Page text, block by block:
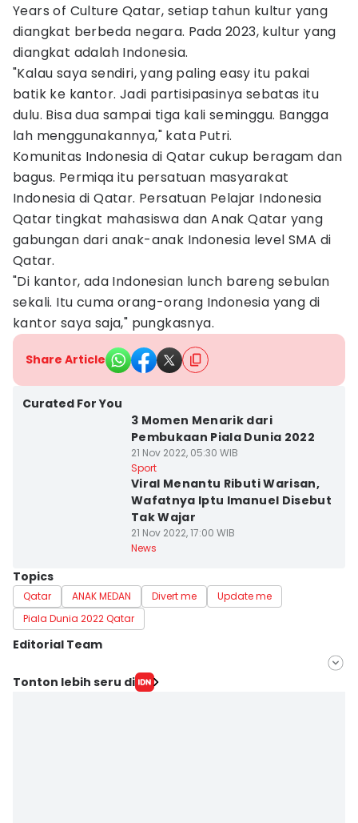
Years of Culture Qatar, setiap tahun kultur yang
diangkat berbeda negara. Pada 2023, kultur yang
diangkat adalah Indonesia.
"Kalau saya sendiri, yang paling easy itu pakai
batik ke kantor. Jadi partisipasinya sebatas itu
dulu. Bisa dua sampai tiga kali seminggu. Bangga
lah menggunakannya," kata Putri.
Komunitas Indonesia di Qatar cukup beragam dan
bagus. Permiqa itu persatuan masyarakat
Indonesia di Qatar. Persatuan Pelajar Indonesia
Qatar tingkat mahasiswa dan Anak Qatar yang
gabungan dari anak-anak Indonesia level SMA di
Qatar.
"Di kantor, ada Indonesian lunch bareng sebulan
sekali. Itu cuma orang-orang Indonesia yang di
kantor saya saja," pungkasnya.
Share Article
Curated For You
3 Momen Menarik dari
Pembukaan Piala Dunia 2022
21 Nov 2022, 05:30 WIB
Sport
Viral Menantu Ributi Warisan,
Wafatnya Iptu Imanuel Disebut
Tak Wajar
21 Nov 2022, 17:00 WIB
News
Topics
Qatar ANAK MEDAN Divert me
Update me
Piala Dunia 2022 Qatar
Editorial Team
Editor
Tonton lebih seru di